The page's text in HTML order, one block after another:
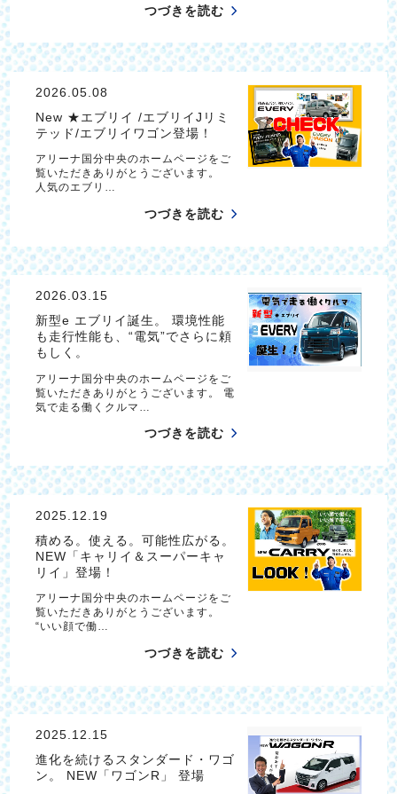
つづきを読む
2026.05.08
New ★エブリイ /エブリイJリミ
テッド/エブリイワゴン登場！
アリーナ国分中央のホームページをご
覧いただきありがとうございます。
人気のエブリ…
つづきを読む
2026.03.15
新型e エブリイ誕生。 環境性能
も走行性能も、“電気”でさらに頼
もしく。
アリーナ国分中央のホームページをご
覧いただきありがとうございます。 電
気で走る働くクルマ…
つづきを読む
2025.12.19
積める。使える。可能性広がる。
NEW「キャリイ＆スーパーキャ
リイ」登場！
アリーナ国分中央のホームページをご
覧いただきありがとうございます。
“いい顔で働…
つづきを読む
2025.12.15
進化を続けるスタンダード・ワゴ
ン。 NEW「ワゴンR」 登場